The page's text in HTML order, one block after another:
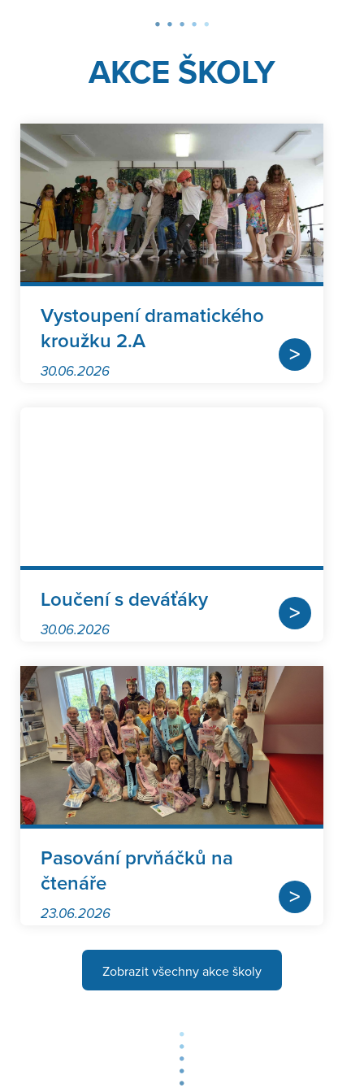
AKCE ŠKOLY
Vystoupení dramatického
kroužku 2.A
30.06.2026
>
Loučení s deváťáky
30.06.2026
>
Pasování prvňáčků na
čtenáře
23.06.2026
>
Zobrazit všechny akce školy